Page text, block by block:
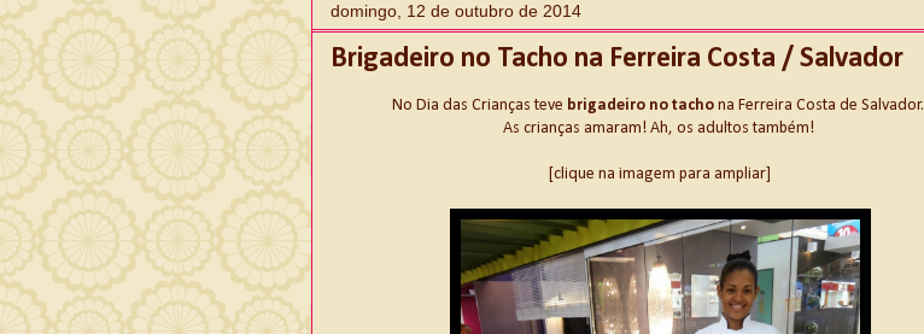
domingo, 12 de outubro de 2014
Brigadeiro no Tacho na Ferreira Costa / Salvador
No Dia das Crianças teve brigadeiro no tacho na Ferreira Costa de Salvador.
As crianças amaram! Ah, os adultos também!
[clique na imagem para ampliar]